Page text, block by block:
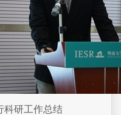
科研工作总结